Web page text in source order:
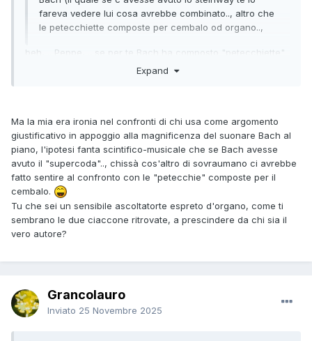
fareva vedere lui cosa avrebbe combinato.., altro che
le petecchiette composte per cembalo od organo..,
beh, .. Peppe, .. se per te Bach ha composto "petecchiette"
per organo, .. forse ..."Houston .. abbiamo un problema"
Expand
Ma la mia era ironia nel confronti di chi usa come argomento
giustificativo in appoggio alla magnificenza del suonare Bach al
piano, l'ipotesi fanta scintifico-musicale che se Bach avesse
avuto il "supercoda".., chissà cos'altro di sovraumano ci avrebbe
fatto sentire al confronto con le "petecchie" composte per il
cembalo.
Tu che sei un sensibile ascoltatorte espreto d'organo, come ti
sembrano le due ciaccone ritrovate, a prescindere da chi sia il
vero autore?
Grancolauro
Inviato 25 Novembre 2025